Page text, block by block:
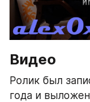
Видео
Ролик был
года и